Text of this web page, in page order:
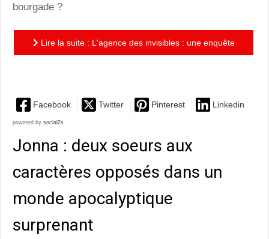
bourgade ?
Lire la suite : L'agence des invisibles : une enquête
Facebook Twitter Pinterest Linkedin
powered by social2s
Jonna : deux soeurs aux
caractères opposés dans un
monde apocalyptique
surprenant